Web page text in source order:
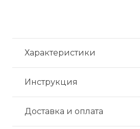
Характеристики
Инструкция
Доставка и оплата